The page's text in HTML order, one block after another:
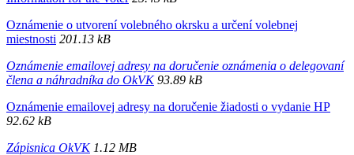
Oznámenie o utvorení volebného okrsku a určení volebnej
miestnosti 201.13 kB
Oznámenie emailovej adresy na doručenie oznámenia o delegovaní
člena a náhradníka do OkVK93.89 kB
Oznámenie emailovej adresy na doručenie žiadosti o vydanie HP
92.62 kB
Zápisnica OkVK1.12 MB